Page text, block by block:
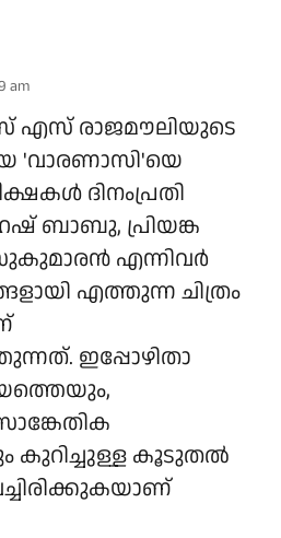
am
എസ് രാജമൗലിയുടെ
'വാരണാസി'യെ
ദിനംപ്രതി
ബാബു, പ്രിയങ്ക
എന്നിവർ
എത്തുന്ന ചിത്രം
ഇപ്പോഴിതാ
കുറിച്ചുള്ള കൂടുതൽ